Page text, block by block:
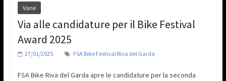
Varie
Via alle candidature per il Bike Festival
Award 2025
27/01/2025 FSA Bike Festival Riva del Garda
FSA Bike Riva del Garda apre le candidature per la seconda